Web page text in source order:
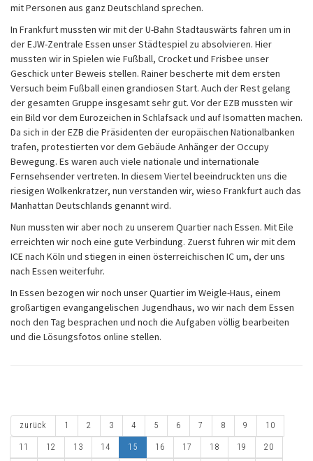
mit Personen aus ganz Deutschland sprechen.
In Frankfurt mussten wir mit der U-Bahn Stadtauswärts fahren um in
der EJW-Zentrale Essen unser Städtespiel zu absolvieren. Hier
mussten wir in Spielen wie Fußball, Crocket und Frisbee unser
Geschick unter Beweis stellen. Rainer bescherte mit dem ersten
Versuch beim Fußball einen grandiosen Start. Auch der Rest gelang
der gesamten Gruppe insgesamt sehr gut. Vor der EZB mussten wir
ein Bild vor dem Eurozeichen in Schlafsack und auf Isomatten machen.
Da sich in der EZB die Präsidenten der europäischen Nationalbanken
trafen, protestierten vor dem Gebäude Anhänger der Occupy
Bewegung. Es waren auch viele nationale und internationale
Fernsehsender vertreten. In diesem Viertel beeindruckten uns die
riesigen Wolkenkratzer, nun verstanden wir, wieso Frankfurt auch das
Manhattan Deutschlands genannt wird.
Nun mussten wir aber noch zu unserem Quartier nach Essen. Mit Eile
erreichten wir noch eine gute Verbindung. Zuerst fuhren wir mit dem
ICE nach Köln und stiegen in einen österreichischen IC um, der uns
nach Essen weiterfuhr.
In Essen bezogen wir noch unser Quartier im Weigle-Haus, einem
großartigen evangangelischen Jugendhaus, wo wir nach dem Essen
noch den Tag besprachen und noch die Aufgaben völlig bearbeiten
und die Lösungsfotos online stellen.
zurück 1 2 3 4 5 6 7 8 9 10
11 12 13 14 15 16 17 18 19 20